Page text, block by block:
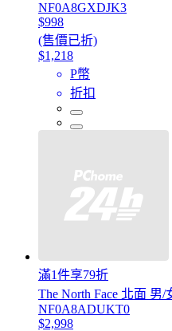
NF0A8GXDJK3
$998
(售價已折)
$1,218
P幣
折扣
滿1件享79折
The North Face 北面 男
NF0A8ADUKT0
$2,998